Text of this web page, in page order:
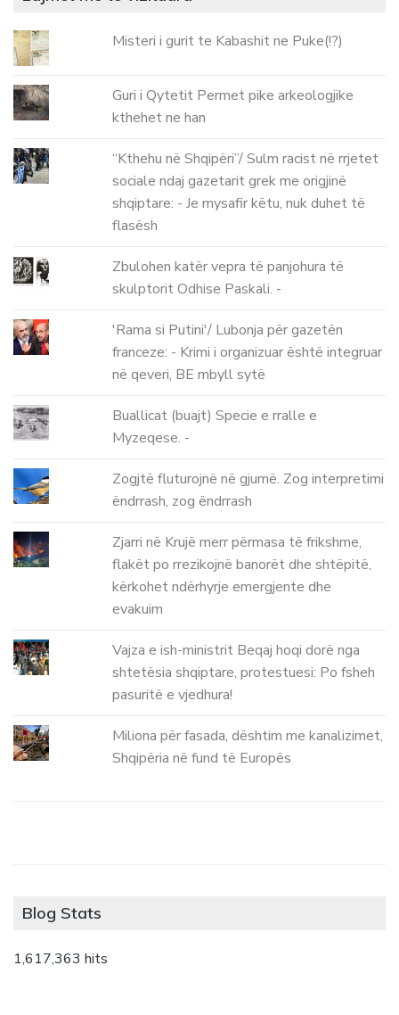
Misteri i gurit te Kabashit ne Puke(!?)
Guri i Qytetit Permet pike arkeologjike
kthehet ne han
“Kthehu në Shqipëri”/ Sulm racist në rrjetet
sociale ndaj gazetarit grek me origjinë
shqiptare: - Je mysafir këtu, nuk duhet të
flasësh
Zbulohen katër vepra të panjohura të
skulptorit Odhise Paskali. -
'Rama si Putini'/ Lubonja për gazetën
franceze: - Krimi i organizuar është integruar
në qeveri, BE mbyll sytë
Buallicat (buajt) Specie e rralle e
Myzeqese. -
Zogjtë fluturojnë në gjumë. Zog interpretimi
ëndrrash, zog ëndrrash
Zjarri në Krujë merr përmasa të frikshme,
flakët po rrezikojnë banorët dhe shtëpitë,
kërkohet ndërhyrje emergjente dhe
evakuim
Vajza e ish-ministrit Beqaj hoqi dorë nga
shtetësia shqiptare, protestuesi: Po fsheh
pasuritë e vjedhura!
Miliona për fasada, dështim me kanalizimet,
Shqipëria në fund të Europës
Blog Stats
1,617,363 hits